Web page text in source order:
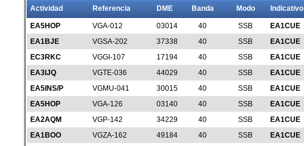
Actividad Referencia DME Banda Modo Indicativo
EA5HOP VGA-012 03014 40 SSB EA1CUE
EA1BJE
VGSA-202 37338 40 SSB EA1CUE
EC3RKC
VGGI-107 17194 40 SSB EA1CUE
EA3IJQ
VGTE-036 44029 40 SSB EA1CUE
EA5INS/P
VGMU-041 30015 40 SSB EA1CUE
EA5HOP
VGA-126 03140 40 SSB EA1CUE
EA2AQM
VGP-142 34229 40 SSB EA1CUE
EA1BOO
VGZA-162 49184 40 SSB EA1CUE